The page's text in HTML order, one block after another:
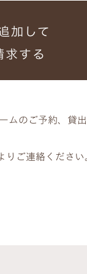
のご予約、貸出
ご連絡ください